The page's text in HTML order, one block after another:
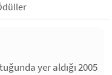
yer aldığı 2005